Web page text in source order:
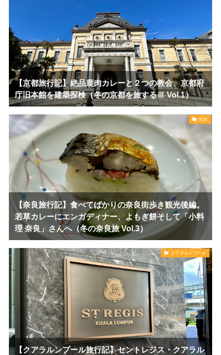
【京都旅行記】絶品鹿肉カレーと２つの教会、京都府
庁旧本館を建築探検（冬の京都を旅するⅢ Vol.1）
奈良
【奈良旅行記】食べてばかりの奈良街歩き観光後編。
若草カレーにエンガディナー、よもぎ餅そして「小料
理 奈良」さんへ（冬の奈良旅 Vol.3）
クアラルンプール
【クアラルンプール旅行記】セントレジス・クアラル